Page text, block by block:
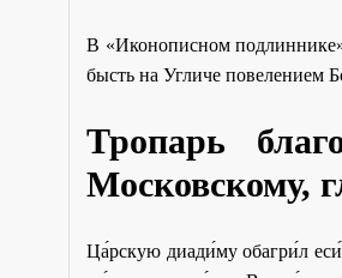
В «Иконописном
бысть на Угличе повелением
Тропарь
Московскому,
Ца́рскую диади́му обагри́л